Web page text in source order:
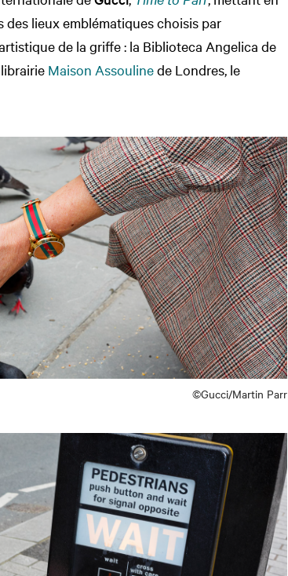
des lieux emblématiques choisis par
de la griffe : la Biblioteca Angelica de
Maison Assoulinede Londres, le
©Gucci/Martin Parr